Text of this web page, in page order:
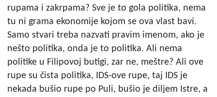
rupama i zakrpama? Sve je to gola politika, nema
tu ni grama ekonomije kojom se ova vlast bavi.
Samo stvari treba nazvati pravim imenom, ako je
nešto politika, onda je to politika. Ali nema
politike u Filipovoj butigi, zar ne, meštre? Ali ove
rupe su čista politika, IDS-ove rupe, taj IDS je
nekada bušio rupe po Puli, bušio je diljem Istre, a